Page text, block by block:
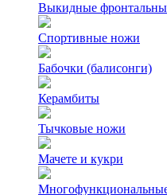
Выкидные
Спортивные ножи
Бабочки (балисонги)
Керамбиты
Тычковые ножи
Мачете и кукри